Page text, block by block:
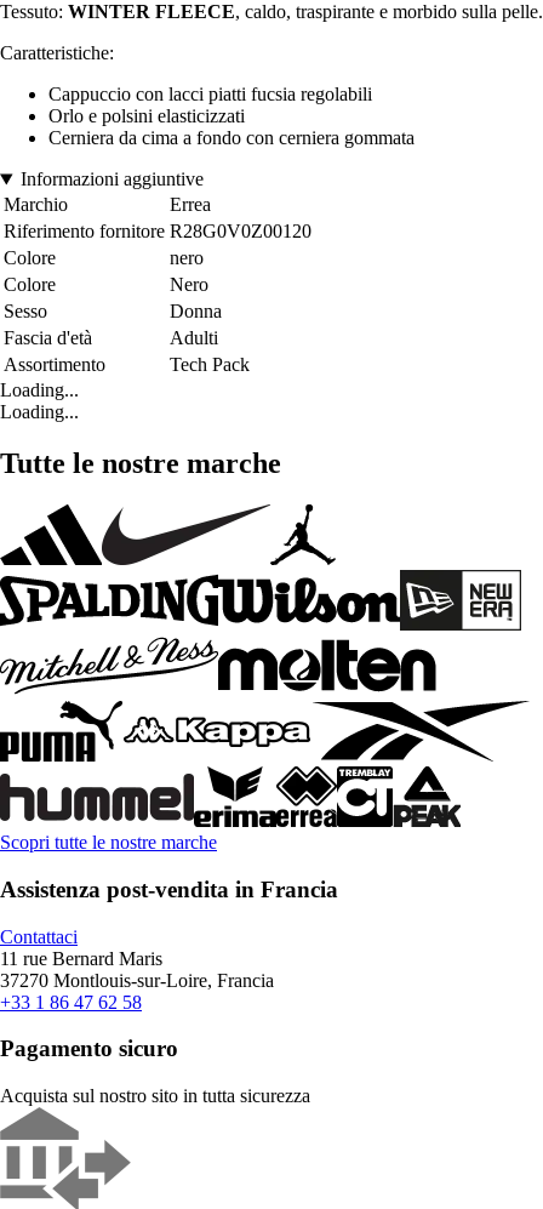
Tessuto: WINTER FLEECE, caldo, traspirante e morbido sulla pelle.
Caratteristiche:
Cappuccio con lacci piatti fucsia regolabili
Orlo e polsini elasticizzati
Cerniera da cima a fondo con cerniera gommata
Informazioni aggiuntive
Marchio
Errea
Riferimento fornitore R28G0V0Z00120
Colore
nero
Colore
Nero
Sesso
Donna
Fascia d'età
Adulti
Assortimento
Tech Pack
Loading...
Loading...
Tutte le nostre marche
Scopri tutte le nostre marche
Assistenza post-vendita in Francia
Contattaci
11 rue Bernard Maris
37270 Montlouis-sur-Loire, Francia
+33 1 86 47 62 58
Pagamento sicuro
Acquista sul nostro sito in tutta sicurezza